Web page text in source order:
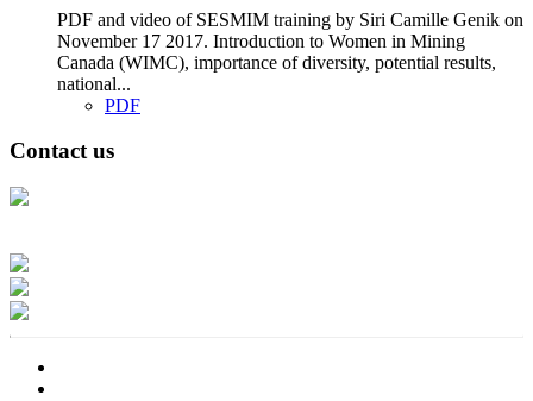
PDF and video of SESMIM training by Siri Camille Genik on
November 17 2017. Introduction to Women in Mining
Canada (WIMC), importance of diversity, potential results,
national...
PDF
Contact us